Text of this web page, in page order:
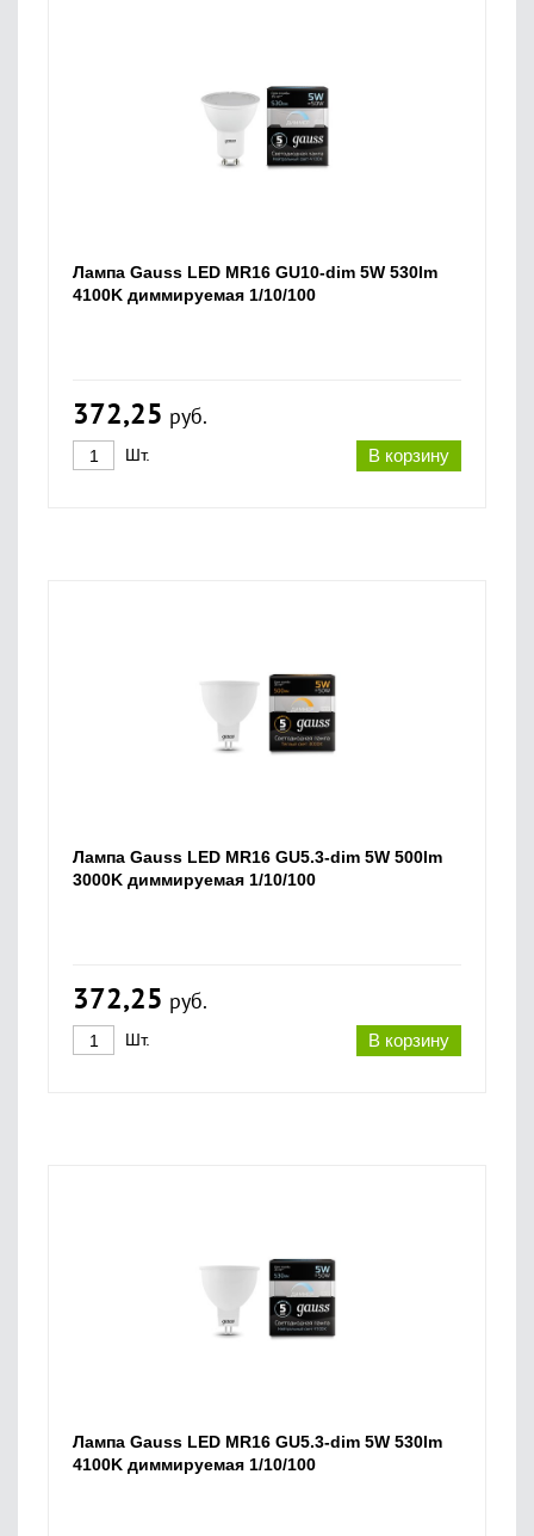
Лампа Gauss LED MR16 GU10-dim 5W 530lm
4100K диммируемая 1/10/100
372,25 руб.
В корзину
Шт.
Лампа Gauss LED MR16 GU5.3-dim 5W 500lm
3000K диммируемая 1/10/100
372,25 руб.
В корзину
Шт.
Лампа Gauss LED MR16 GU5.3-dim 5W 530lm
4100K диммируемая 1/10/100